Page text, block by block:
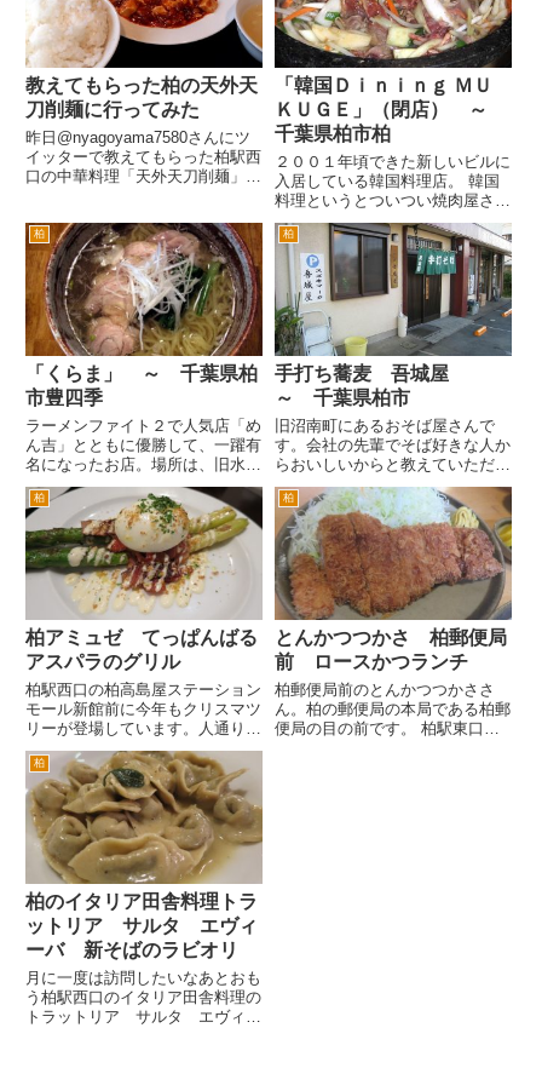
を提供してました。 コンソメ
ベ...
道を入った場所にあるんですね。
行く...
教えてもらった柏の天外天
刀削麺に行ってみた
昨日@nyagoyama7580さんにツ
イッターで教えてもらった柏駅西
口の中華料理「天外天刀削麺」さ
に６号方面へ。高島屋駐車場の隣
りあたりですね。 こちらは、店
名にもあるとおり刀削...
「韓国Ｄｉｎｉｎｇ ＭＵ
ＫＵＧＥ」（閉店） ～
千葉県柏市柏
２００１年頃できた新しいビルに
入居している韓国料理店。 韓国
料理というとついつい焼肉屋さん
みたいな雰囲気を想像しますが、
こちらはおしゃれなレストラン、
あるいはバーといった雰囲気で
す。 でもお通しは、やはりキム
チにカクテキでした（笑。しかも
お...
柏
「くらま」 ～ 千葉県柏
市豊四季
ラーメンファイト２で人気店「め
ん吉」とともに優勝して、一躍有
名になったお店。場所は、旧水戸
街道のヤングボウルの高架橋の交
差点、つまりめん吉がある交差点
を柏方面へ。ちょっと進むと信号
があるＴ字路があるのですが、そ
の交差点の右手です。店舗脇に
駐...
柏
手打ち蕎麦 吾城屋
～ 千葉県柏市
旧沼南町にあるおそば屋さんで
す。会社の先輩でそば好きな人か
らおいしいからと教えていただき
行ってみました。 場所は、国道
１６号線を柏市街から千葉方面へ
進み大島田交差点を左折して県道
船取線（船橋・我孫子線）に入り
ます。 左手に旧沼南町役場（現
在...
柏
柏アミュゼ てっぱんばる
アスパラのグリル
柏駅西口の柏高島屋ステーション
モール新館前に今年もクリスマツ
リーが登場しています。人通りが
そんなに多い場所じゃないので構
図はお好みで撮影できます。スマ
ホで撮影している若い女性が多い
ですね。 このクリスマスツリー
の下の通りへ降ります。あさひ
通...
柏
とんかつつかさ 柏郵便局
前 ロースかつランチ
柏郵便局前のとんかつつかささ
ん。柏の郵便局の本局である柏郵
便局の目の前です。 柏駅東口を
柏
柏のイタリア田舎料理トラ
ットリア サルタ エヴィ
ーバ 新そばのラビオリ
月に一度は訪問したいなあとおも
う柏駅西口のイタリア田舎料理の
トラットリア サルタ エヴィー